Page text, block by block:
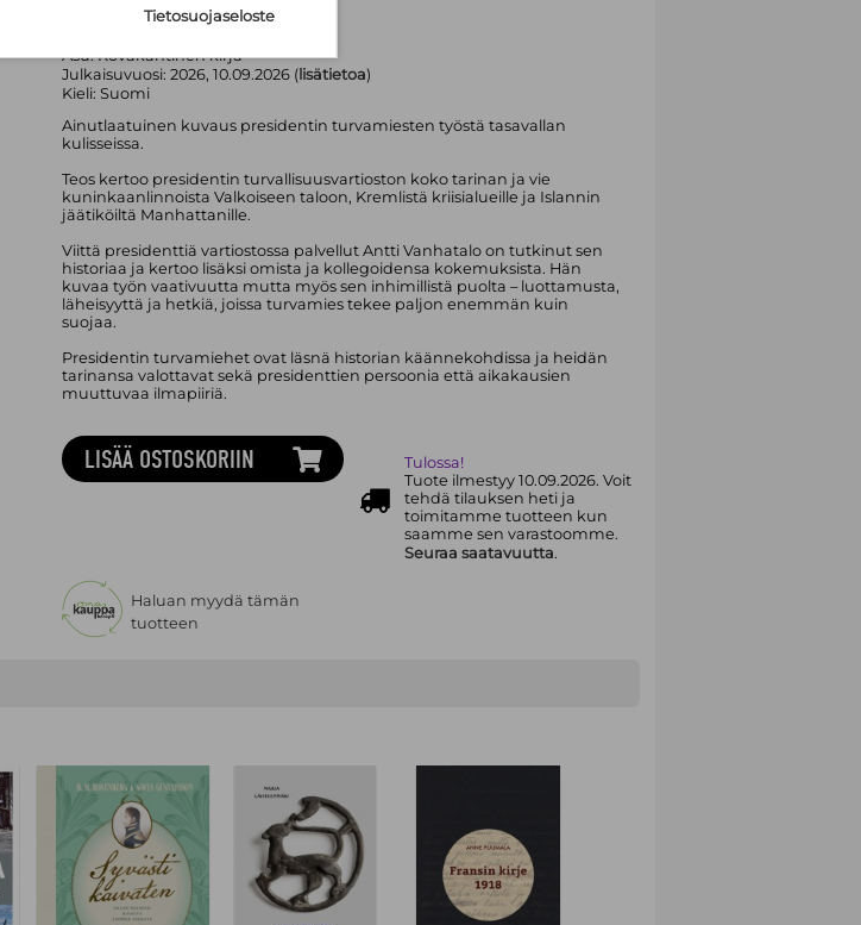
Kustannusosakeyhtiö Otava
Asu:Kovakantinen kirja
Julkaisuvuosi: 2026, 10.09.2026 (lisätietoa)
Kieli: Suomi
Ainutlaatuinen kuvaus presidentin turvamiesten työstä tasavallan
kulisseissa.
Teos kertoo presidentin turvallisuusvartioston koko tarinan ja vie
kuninkaanlinnoista Valkoiseen taloon, Kremlistä kriisialueille ja Islannin
jäätiköiltä Manhattanille.
Viittä presidenttiä vartiostossa palvellut Antti Vanhatalo on tutkinut sen
historiaa ja kertoo lisäksi omista ja kollegoidensa kokemuksista. Hän
kuvaa työn vaativuutta mutta myös sen inhimillistä puolta – luottamusta,
läheisyyttä ja hetkiä, joissa turvamies tekee paljon enemmän kuin
suojaa.
Presidentin turvamiehet ovat läsnä historian käännekohdissa ja heidän
tarinansa valottavat sekä presidenttien persoonia että aikakausien
muuttuvaa ilmapiiriä.
LISÄÄ OSTOSKORIIN
Tulossa!
Tuote ilmestyy 10.09.2026. Voit
tehdä tilauksen heti ja
toimitamme tuotteen kun
saamme sen varastoomme.
Seuraa saatavuutta.
Haluan myydä tämän
tuotteen
Tietosuojaseloste